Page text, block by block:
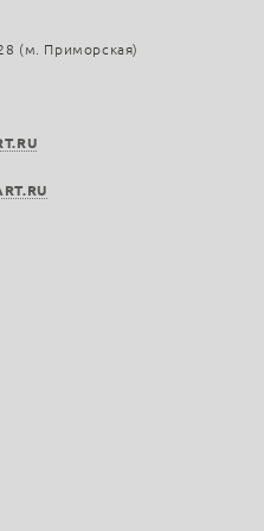
(м. Приморская)